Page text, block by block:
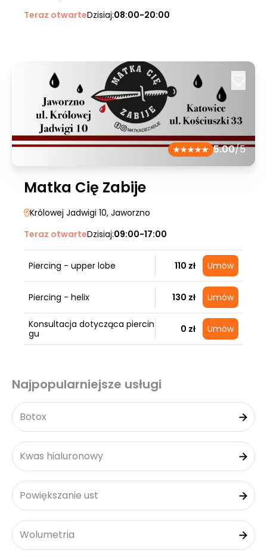
Teraz otwarteDzisiaj:08:00-20:00
5.00/5
Matka Cię Zabije
Królowej Jadwigi 10, Jaworzno
Teraz otwarteDzisiaj:09:00-17:00
Piercing - upper lobe 110 zł Umów
Piercing - helix 130 zł Umów
Konsultacja dotycząca piercin
gu
0 zł Umów
Najpopularniejsze usługi
Botox
Kwas hialuronowy
Powiększanie ust
Wolumetria